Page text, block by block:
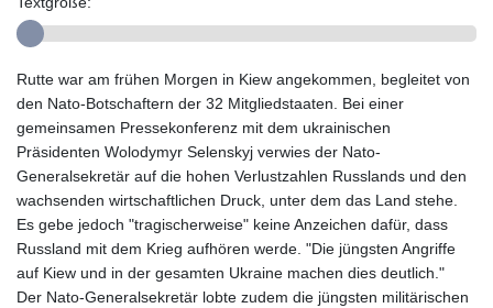
Rutte war am frühen Morgen in Kiew angekommen, begleitet von
den Nato-Botschaftern der 32 Mitgliedstaaten. Bei einer
gemeinsamen Pressekonferenz mit dem ukrainischen
Präsidenten Wolodymyr Selenskyj verwies der Nato-
Generalsekretär auf die hohen Verlustzahlen Russlands und den
wachsenden wirtschaftlichen Druck, unter dem das Land stehe.
Es gebe jedoch "tragischerweise" keine Anzeichen dafür, dass
Russland mit dem Krieg aufhören werde. "Die jüngsten Angriffe
auf Kiew und in der gesamten Ukraine machen dies deutlich."
Der Nato-Generalsekretär lobte zudem die jüngsten militärischen